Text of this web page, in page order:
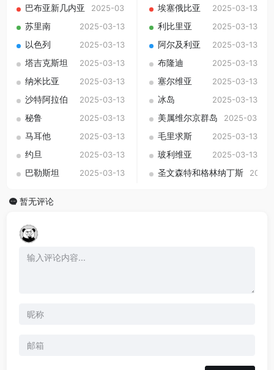
巴布亚新几内亚 2025-03-13 埃塞俄比亚 2025-03-13
苏里南 2025-03-13 利比里亚 2025-03-13
以色列 2025-03-13 阿尔及利亚 2025-03-13
塔吉克斯坦 2025-03-13 布隆迪 2025-03-13
纳米比亚 2025-03-13 塞尔维亚 2025-03-13
沙特阿拉伯 2025-03-13 冰岛 2025-03-13
秘鲁 2025-03-13 美属维尔京群岛 2025-03-13
马耳他 2025-03-13 毛里求斯 2025-03-13
约旦 2025-03-13 玻利维亚 2025-03-13
巴勒斯坦 2025-03-13 圣文森特和格林纳丁斯
暂无评论